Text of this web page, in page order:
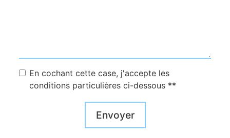
En cochant cette case, j'accepte les
conditions particulières ci-dessous **
Envoyer